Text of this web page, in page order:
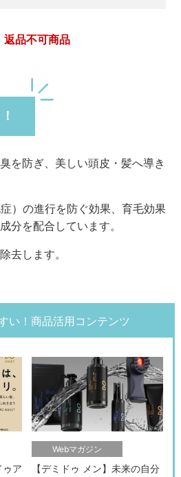
返品不可商品
を防ぎ、美しい頭皮・髪へ導き
）の進行を防ぐ効果、育毛効果
分を配合しています。
去します。
い！商品活用コンテンツ
ゥア
Webマガジン
【デミドゥ メン】未来の自分